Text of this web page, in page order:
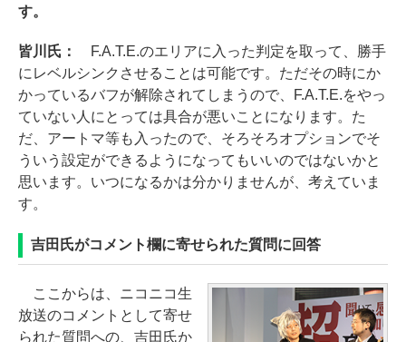
す。
皆川氏：
F.A.T.E.のエリアに入った判定を取って、勝手
にレベルシンクさせることは可能です。ただその時にか
かっているバフが解除されてしまうので、F.A.T.E.をやっ
ていない人にとっては具合が悪いことになります。た
だ、アートマ等も入ったので、そろそろオプションでそ
ういう設定ができるようになってもいいのではないかと
思います。いつになるかは分かりませんが、考えていま
す。
吉田氏がコメント欄に寄せられた質問に回答
ここからは、ニコニコ生
放送のコメントとして寄せ
られた質問への、吉田氏か